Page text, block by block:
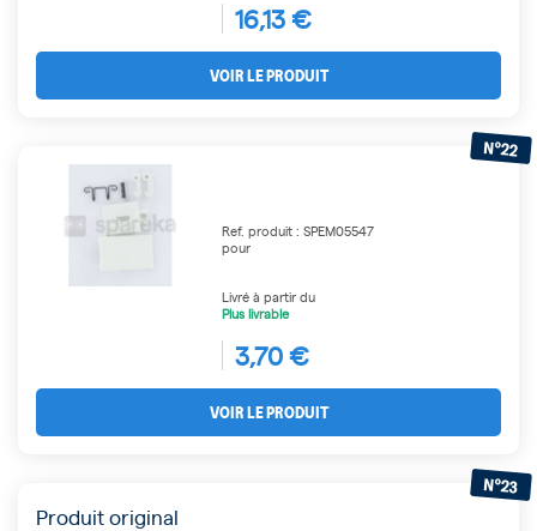
16,13 €
VOIR LE PRODUIT
N°22
Ref. produit : SPEM05547
pour
Livré à partir du
Plus livrable
3,70 €
VOIR LE PRODUIT
Produit original
N°23